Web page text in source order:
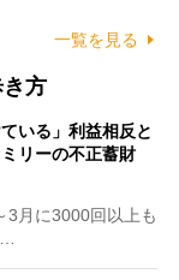
一覧を見る
方
いる」利益相反と
リーの不正蓄財
月に3000回以上も